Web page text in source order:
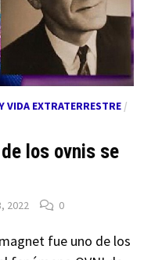
VIDA EXTRATERRESTRE/
los ovnis se
2022 0
fue uno de los